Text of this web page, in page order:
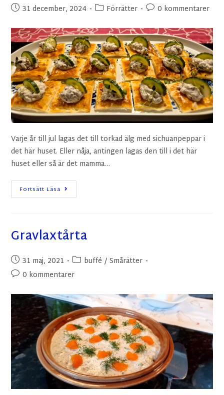
31 december, 2024 Förrätter 0 kommentarer
Varje år till jul lagas det till torkad älg med sichuanpeppar i
det här huset. Eller nåja, antingen lagas den till i det här
huset eller så är det mamma…
Fortsätt Läsa
Gravlaxtårta
31 maj, 2021 buffé / Smårätter
0 kommentarer